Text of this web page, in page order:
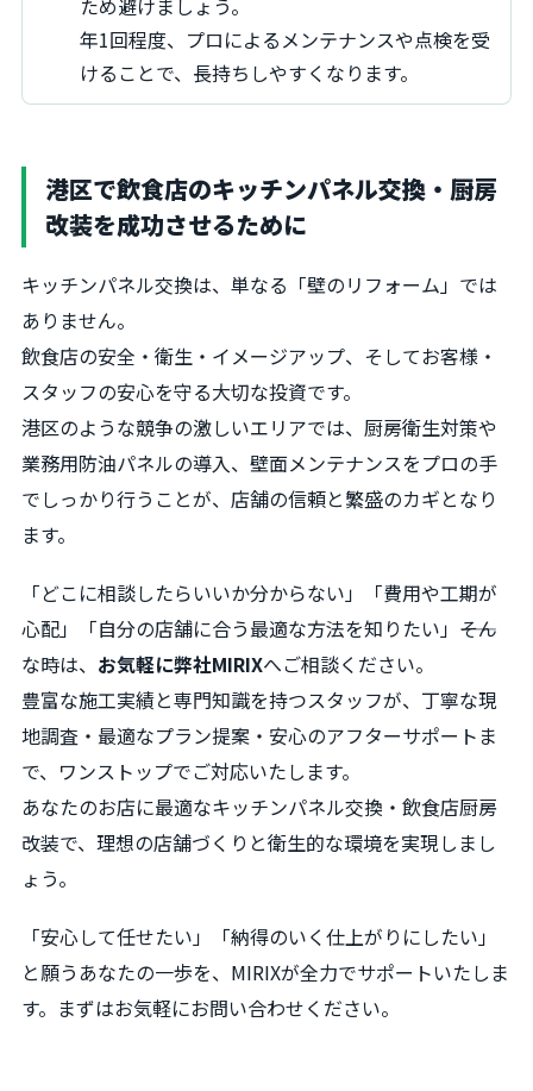
ため避けましょう。
年1回程度、プロによるメンテナンスや点検を受
けることで、長持ちしやすくなります。
港区で飲食店のキッチンパネル交換・厨房
改装を成功させるために
キッチンパネル交換は、単なる「壁のリフォーム」では
ありません。
飲食店の安全・衛生・イメージアップ、そしてお客様・
スタッフの安心を守る大切な投資です。
港区のような競争の激しいエリアでは、厨房衛生対策や
業務用防油パネルの導入、壁面メンテナンスをプロの手
でしっかり行うことが、店舗の信頼と繁盛のカギとなり
ます。
「どこに相談したらいいか分からない」「費用や工期が
心配」「自分の店舗に合う最適な方法を知りたい」――そん
な時は、 お気軽に弊社MIRIXへご相談ください。
豊富な施工実績と専門知識を持つスタッフが、丁寧な現
地調査・最適なプラン提案・安心のアフターサポートま
で、ワンストップでご対応いたします。
あなたのお店に最適なキッチンパネル交換・飲食店厨房
改装で、理想の店舗づくりと衛生的な環境を実現しまし
ょう。
「安心して任せたい」「納得のいく仕上がりにしたい」
と願うあなたの一歩を、MIRIXが全力でサポートいたしま
す。まずはお気軽にお問い合わせください。